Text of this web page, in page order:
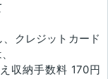
クレジットカード
収納手数料 170円